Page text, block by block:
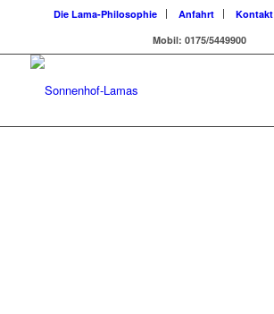
Die Lama-Philosophie Anfahrt Kontakt
Mobil: 0175/5449900